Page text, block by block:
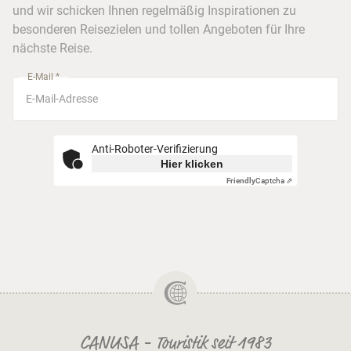
Busreisen
Stuttgart
und wir schicken Ihnen regelmäßig Inspirationen zu
besonderen Reisezielen und tollen Angeboten für Ihre
nächste Reise.
E-Mail *
Anti-Roboter-Verifizierung
Hier klicken
FriendlyCaptcha ⇗
CANUSA - Touristik seit 1983